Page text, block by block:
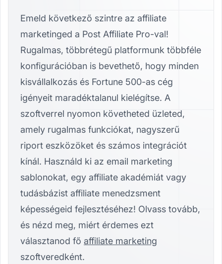
Emeld következő szintre az affiliate
marketinged a Post Affiliate Pro-val!
Rugalmas, többrétegű platformunk többféle
konfigurációban is bevethető, hogy minden
kisvállalkozás és Fortune 500-as cég
igényeit maradéktalanul kielégítse. A
szoftverrel nyomon követheted üzleted,
amely rugalmas funkciókat, nagyszerű
riport eszközöket és számos integrációt
kínál. Használd ki az email marketing
sablonokat, egy affiliate akadémiát vagy
tudásbázist affiliate menedzsment
képességeid fejlesztéséhez! Olvass tovább,
és nézd meg, miért érdemes ezt
választanod fő affiliate marketing
szoftveredként.